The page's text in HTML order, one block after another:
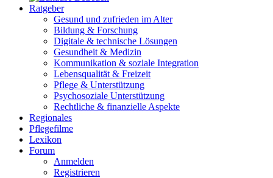
Ratgeber
Gesund und zufrieden im Alter
Bildung & Forschung
Digitale & technische Lösungen
Gesundheit & Medizin
Kommunikation & soziale Integration
Lebensqualität & Freizeit
Pflege & Unterstützung
Psychosoziale Unterstützung
Rechtliche & finanzielle Aspekte
Regionales
Pflegefilme
Lexikon
Forum
Anmelden
Registrieren